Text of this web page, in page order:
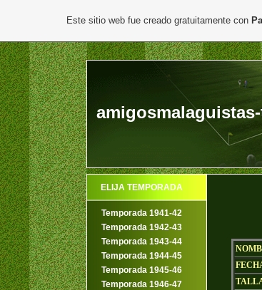
ELIJA TEMPORADA
Temporada 1941-42
Temporada 1942-43
Temporada 1943-44
Temporada 1944-45
Temporada 1945-46
Temporada 1946-47
Este sitio web fue creado gratuitamente con